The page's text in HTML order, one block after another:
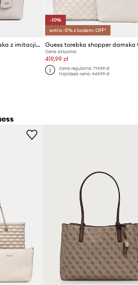
Guess torebka tote damska z imitacji skóry JANIE
-10%
extra -5% z kodem: OFF*
Cena aktualna:
419,99 zł
Cena regularna: 719,99 zł
Najniższa cena: 469,99 zł